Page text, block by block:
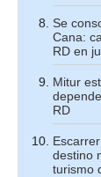
Se
Cana:
RD en
Mitur
RD
destino
turismo